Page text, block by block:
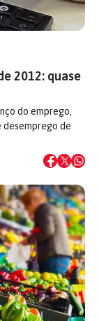
2012: quase
do emprego,
de